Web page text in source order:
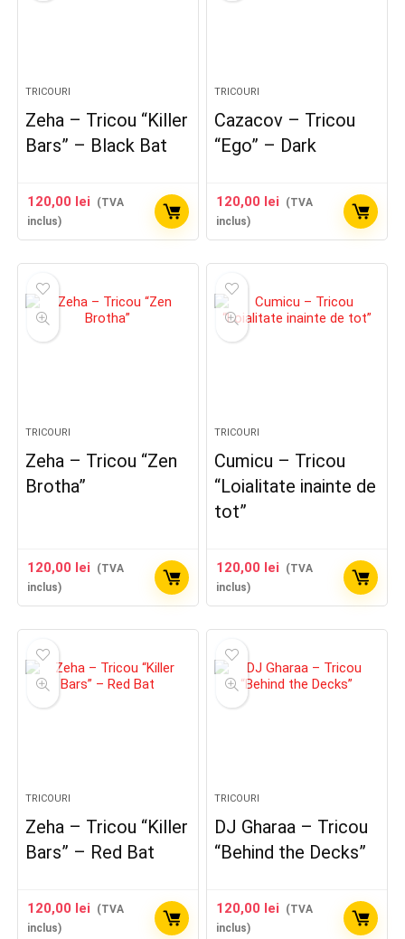
TRICOURI
Zeha – Tricou “Killer
Bars” – Black Bat
120,00 lei
(TVA
inclus)
TRICOURI
Cazacov – Tricou
“Ego” – Dark
120,00 lei
(TVA
inclus)
TRICOURI
Zeha – Tricou “Zen
Brotha”
120,00 lei
(TVA
inclus)
TRICOURI
Cumicu – Tricou
“Loialitate inainte de
tot”
120,00 lei
(TVA
inclus)
TRICOURI
Zeha – Tricou “Killer
Bars” – Red Bat
120,00 lei
(TVA
inclus)
TRICOURI
DJ Gharaa – Tricou
“Behind the Decks”
120,00 lei
(TVA
inclus)